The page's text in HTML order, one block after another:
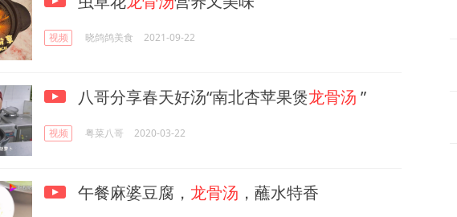
视频 晓鸽鸽美食 2021-09-22
八哥分享春天好汤“南北杏苹果煲龙骨汤 ”
视频 粤菜八哥 2020-03-22
午餐麻婆豆腐， 龙骨汤 ，蘸水特香